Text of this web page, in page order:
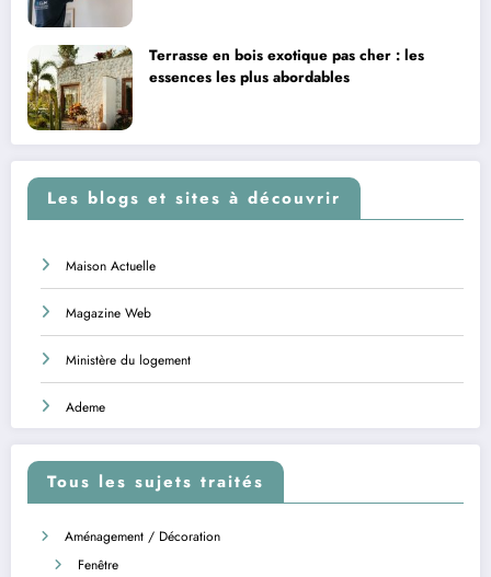
Terrasse en bois exotique pas cher : les
essences les plus abordables
Les blogs et sites à découvrir
Maison Actuelle
Magazine Web
Ministère du logement
Ademe
Tous les sujets traités
Aménagement / Décoration
Fenêtre